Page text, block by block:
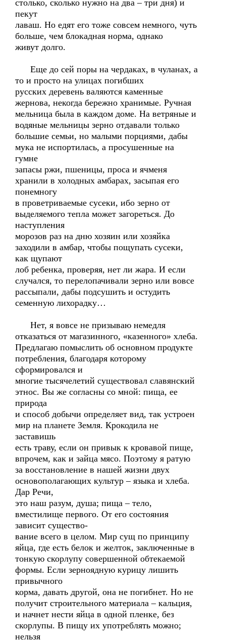
столько, сколько нужно на два – три дня) и
пекут
лаваш. Но едят его тоже совсем немного, чуть
больше, чем блокадная норма, однако
живут долго.
Еще до сей поры на чердаках, в чуланах, а
то и просто на улицах погибших
русских деревень валяются каменные
жернова, некогда бережно хранимые. Ручная
мельница была в каждом доме. На ветряные и
водяные мельницы зерно отдавали только
большие семьи, но малыми порциями, дабы
мука не испортилась, а просушенные на
гумне
запасы ржи, пшеницы, проса и ячменя
хранили в холодных амбарах, засыпая его
понемногу
в проветриваемые сусеки, ибо зерно от
выделяемого тепла может загореться. До
наступления
морозов раз на дню хозяин или хозяйка
заходили в амбар, чтобы пощупать сусеки,
как щупают
лоб ребенка, проверяя, нет ли жара. И если
случался, то перелопачивали зерно или вовсе
рассыпали, дабы подсушить и остудить
семенную лихорадку…
Нет, я вовсе не призываю немедля
отказаться от магазинного, «казенного» хлеба.
Предлагаю помыслить об основном продукте
потребления, благодаря которому
сформировался и
многие тысячелетий существовал славянский
этнос. Вы же согласны со мной: пища, ее
природа
и способ добычи определяет вид, так устроен
мир на планете Земля. Крокодила не
заставишь
есть траву, если он привык к кровавой пище,
впрочем, как и зайца мясо. Поэтому я ратую
за восстановление в нашей жизни двух
основополагающих культур – языка и хлеба.
Дар Речи,
это наш разум, душа; пища – тело,
вместилище первого. От его состояния
зависит существо-
вание всего в целом. Мир сущ по принципу
яйца, где есть белок и желток, заключенные в
тонкую скорлупу совершенной обтекаемой
формы. Если зерноядную курицу лишить
привычного
корма, давать другой, она не погибнет. Но не
получит строительного материала – кальция,
и начнет нести яйца в одной пленке, без
скорлупы. В пищу их употреблять можно;
нельзя